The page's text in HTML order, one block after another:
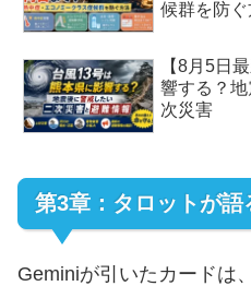
候群を防
【8月5日
響する？
次災害
第3章：タロットが
Geminiが引いたカードは